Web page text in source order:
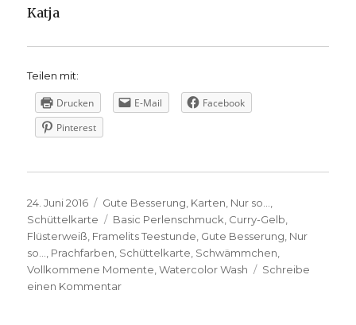
Katja
Teilen mit:
Drucken E-Mail
Facebook
Pinterest
Veröffentlicht
am
24. Juni 2016 Kategorien
Gute Besserung, Karten, Nur so...,
Schüttelkarte
Schlagwörter
Basic Perlenschmuck, Curry-Gelb,
Flüsterweiß, Framelits Teestunde, Gute Besserung, Nur
so..., Prachfarben, Schüttelkarte, Schwämmchen,
Vollkommene Momente,Watercolor Wash
Schreibe
einen Kommentarzu